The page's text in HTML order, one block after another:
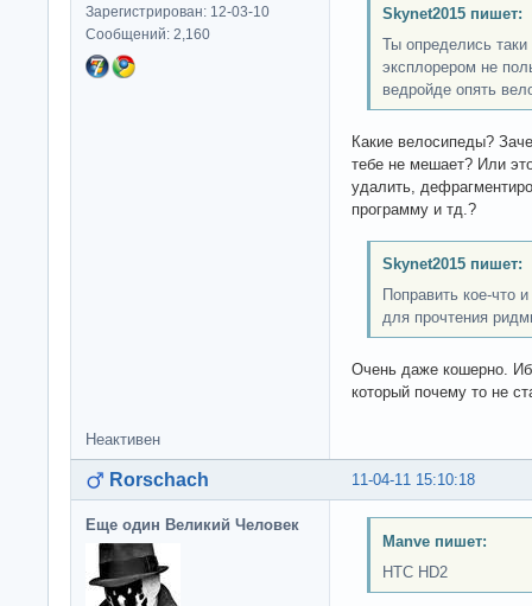
Зарегистрирован: 12-03-10
Сообщений: 2,160
Skynet2015 пишет:
Ты определись
эксплорером не
ведройде опять
Какие велосипеды?
тебе не мешает? Или
удалить,
программу и тд.?
Skynet2015 пишет:
Поправить кое-что
для прочтения
Очень даже кошерно.
который почему то не
Неактивен
11-04-11 15:10:18
Rorschach
Еще один Великий Человек
Manve пишет:
HTC HD2